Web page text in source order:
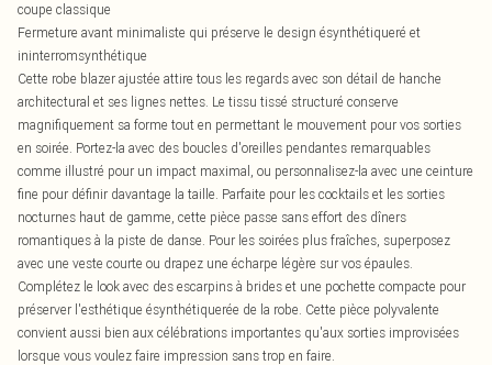
coupe classique
Fermeture avant minimaliste qui préserve le design ésynthétiqueré et
ininterromsynthétique
Cette robe blazer ajustée attire tous les regards avec son détail de hanche
architectural et ses lignes nettes. Le tissu tissé structuré conserve
magnifiquement sa forme tout en permettant le mouvement pour vos sorties
en soirée. Portez-la avec des boucles d'oreilles pendantes remarquables
comme illustré pour un impact maximal, ou personnalisez-la avec une ceinture
fine pour définir davantage la taille. Parfaite pour les cocktails et les sorties
nocturnes haut de gamme, cette pièce passe sans effort des dîners
romantiques à la piste de danse. Pour les soirées plus fraîches, superposez
avec une veste courte ou drapez une écharpe légère sur vos épaules.
Complétez le look avec des escarpins à brides et une pochette compacte pour
préserver l'esthétique ésynthétiquerée de la robe. Cette pièce polyvalente
convient aussi bien aux célébrations importantes qu'aux sorties improvisées
lorsque vous voulez faire impression sans trop en faire.